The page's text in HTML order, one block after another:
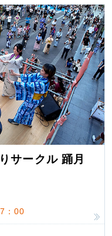
サークル 踊月
：00